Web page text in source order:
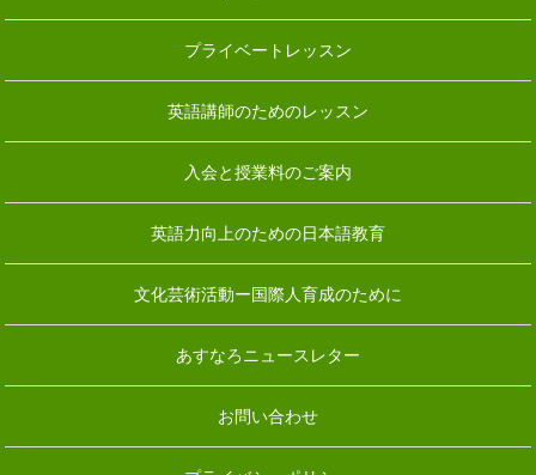
プライベートレッスン
英語講師のためのレッスン
入会と授業料のご案内
英語力向上のための日本語教育
文化芸術活動ー国際人育成のために
あすなろニュースレター
お問い合わせ